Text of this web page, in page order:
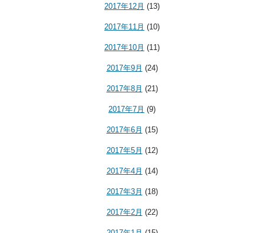
2017年12月 (13)
2017年11月 (10)
2017年10月 (11)
2017年9月 (24)
2017年8月 (21)
2017年7月 (9)
2017年6月 (15)
2017年5月 (12)
2017年4月 (14)
2017年3月 (18)
2017年2月 (22)